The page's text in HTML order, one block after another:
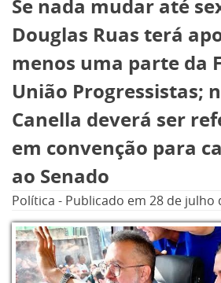
Se nada mudar até
Douglas Ruas terá
menos uma parte da
União Progressistas;
Canella deverá ser
em convenção para
ao Senado
Política - Publicado em 28 de julho